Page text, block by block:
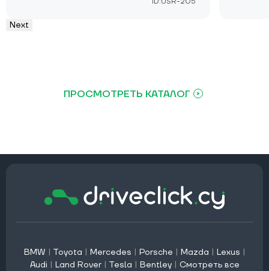
Next
ПРОСМОТРЕТЬ КАТАЛОГ
BMW | Toyota | Mercedes | Porsche | Mazda | Lexus |
Audi | Land Rover | Tesla | Bentley | Смотреть все